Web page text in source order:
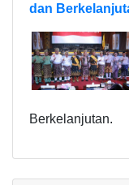
dan
Berkelanjutan.